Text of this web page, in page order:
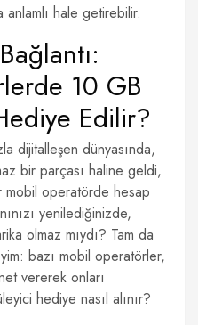
hale getirebilir.
10 GB
Edilir?
dijitalleşen dünyasında,
bir parçası haline geldi,
operatörde hesap
yenilediğinizde,
olmaz mıydı? Tam da
bazı mobil operatörler,
vererek onları
hediye nasıl alınır?